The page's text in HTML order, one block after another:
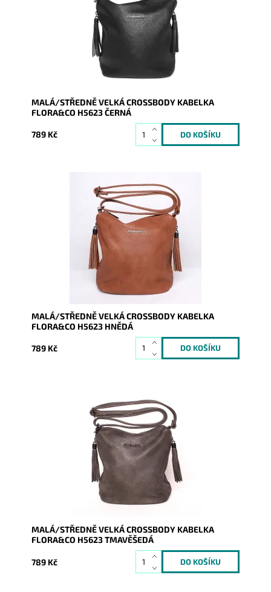
Skladem
8609
FLORA&CO
2 roky
MALÁ/STŘEDNĚ VELKÁ CROSSBODY KABELKA
FLORA&CO H5623 ČERNÁ
789 Kč
Originální crossbody kabelka značky FLORA&CO se
dvěma ozdobnými střapci na jezdcích v hnědé barvě.
Skladem
8610
FLORA&CO
2 roky
MALÁ/STŘEDNĚ VELKÁ CROSSBODY KABELKA
FLORA&CO H5623 HNĚDÁ
789 Kč
Originální crossbody kabelka značky FLORA&CO se
dvěma ozdobnými střapci na jezdcích v tmavěšedém
Skladem
9250
FLORA&CO
2 roky
MALÁ/STŘEDNĚ VELKÁ CROSSBODY KABELKA
FLORA&CO H5623 TMAVĚŠEDÁ
789 Kč